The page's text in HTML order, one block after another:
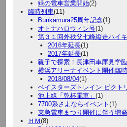
緑の電車営業開始(2)
臨時列車(11)
Bunkamura25周年記念(1)
オトナハロウィン号(1)
第３１回外秩父七峰縦走ハイ
2016年延長(1)
2017年延長(1)
親子で探索！長津田車庫見学
横浜アリーナイベント開催臨
2018/08/04(1)
ベイスターズトレイン ビクト
池上線「乾杯電車」 (1)
7700系さよならイベント (1)
東急電車まつり開催に伴う増
ＨＭ(8)